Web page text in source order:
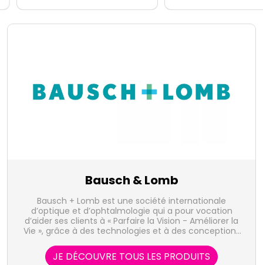
Bausch & Lomb
Bausch + Lomb est une société internationale
d’optique et d’ophtalmologie qui a pour vocation
d’aider ses clients à « Parfaire la Vision - Améliorer la
Vie », grâce à des technologies et à des conceptions
JE DÉCOUVRE TOUS LES PRODUITS